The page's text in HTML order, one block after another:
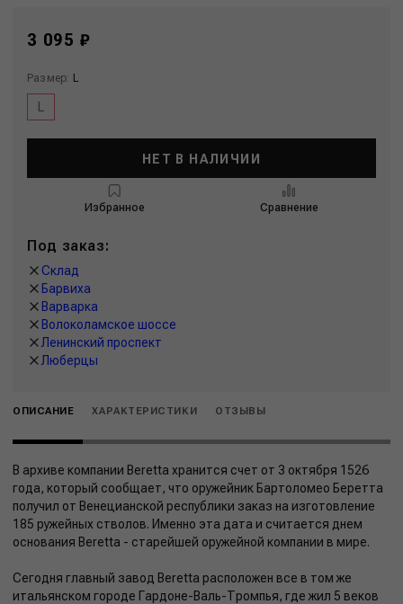
3 095 ₽
Размер: L
НЕТ В НАЛИЧИИ
Избранное Сравнение
Под заказ:
Склад
Барвиха
Варварка
Волоколамское шоссе
Ленинский проспект
Люберцы
ОПИСАНИЕ ХАРАКТЕРИСТИКИ ОТЗЫВЫ
В архиве компании Beretta хранится счет от 3 октября 1526
года, который сообщает, что оружейник Бартоломео Беретта
получил от Венецианской республики заказ на изготовление
185 ружейных стволов. Именно эта дата и считается днем
основания Beretta - старейшей оружейной компании в мире.
Сегодня главный завод Beretta расположен все в том же
итальянском городе Гардоне-Валь-Тромпья, где жил 5 веков